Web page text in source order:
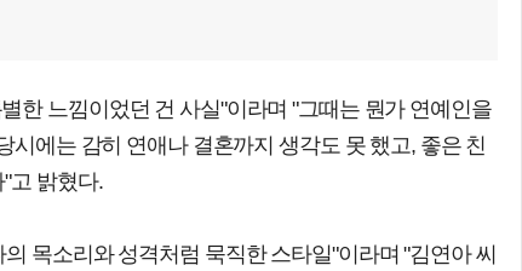
한 느낌이었던 건 사실"이라며 "그때는 뭔가 연예인을
시에는 감히 연애나 결혼까지 생각도 못 했고, 좋은 친
고 밝혔다.
목소리와 성격처럼 묵직한 스타일"이라며 "김연아 씨